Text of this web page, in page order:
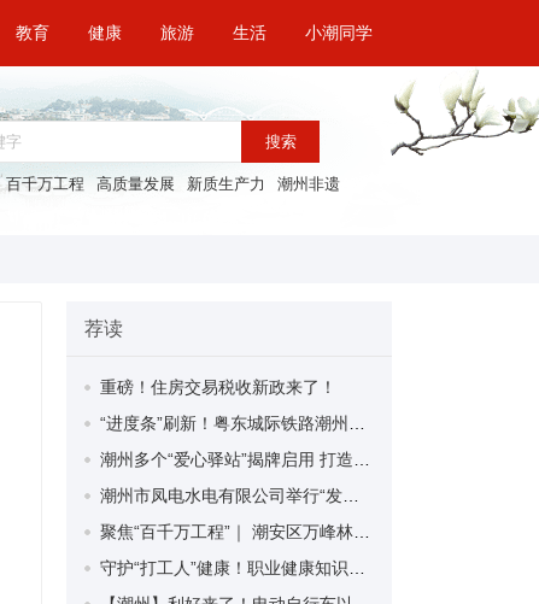
教育 健康 旅游 生活 小潮同学
搜索
百千万工程 高质量发展 新质生产力 潮州非遗
荐读
重磅！住房交易税收新政来了！